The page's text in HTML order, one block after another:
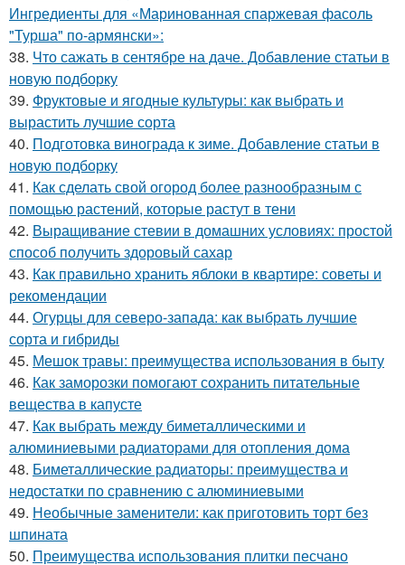
Ингредиенты для «Маринованная спаржевая фасоль
"Турша" по-армянски»:
38. Что сажать в сентябре на даче. Добавление статьи в
новую подборку
39. Фруктовые и ягодные культуры: как выбрать и
вырастить лучшие сорта
40. Подготовка винограда к зиме. Добавление статьи в
новую подборку
41. Как сделать свой огород более разнообразным с
помощью растений, которые растут в тени
42. Выращивание стевии в домашних условиях: простой
способ получить здоровый сахар
43. Как правильно хранить яблоки в квартире: советы и
рекомендации
44. Огурцы для северо-запада: как выбрать лучшие
сорта и гибриды
45. Мешок травы: преимущества использования в быту
46. Как заморозки помогают сохранить питательные
вещества в капусте
47. Как выбрать между биметаллическими и
алюминиевыми радиаторами для отопления дома
48. Биметаллические радиаторы: преимущества и
недостатки по сравнению с алюминиевыми
49. Необычные заменители: как приготовить торт без
шпината
50. Преимущества использования плитки песчано